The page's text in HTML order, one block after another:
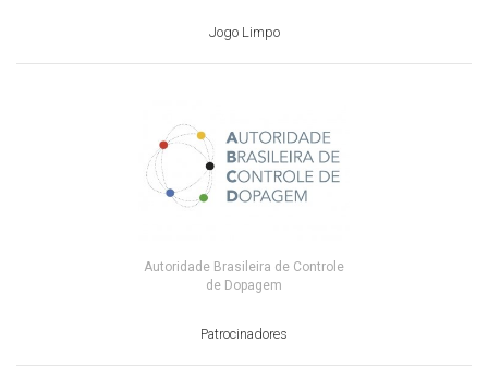
Jogo Limpo
Autoridade Brasileira de Controle
de Dopagem
Patrocinadores